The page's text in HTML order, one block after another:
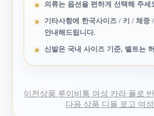
의류는 옵션을 편하게 선택해 주세
기타사항에 한국사이즈 / 키 / 체중
안내해드립니다.
신발은 국내 사이즈 기준, 벨트는
이전상품 루이비통 여성 카라 폴로
다음 상품 디올 로고 여